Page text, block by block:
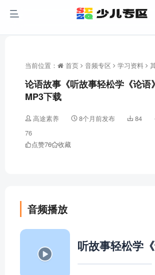
当前位置： 首页 音频专区 学习资料
论语故事《听故事轻松学《论语
MP3下载
高途素养 8个月前发布 84
76
点赞76 收藏
音频播放
听故事轻松学《